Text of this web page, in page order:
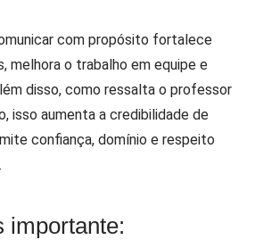
com propósito fortalece
melhora o trabalho em equipe e
disso, como ressalta o professor
isso aumenta a credibilidade de
confiança, domínio e respeito
importante: